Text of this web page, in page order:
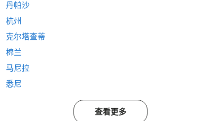
丹帕沙
杭州
克尔塔查蒂
棉兰
马尼拉
悉尼
查看更多